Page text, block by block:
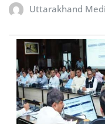
Uttarakhand